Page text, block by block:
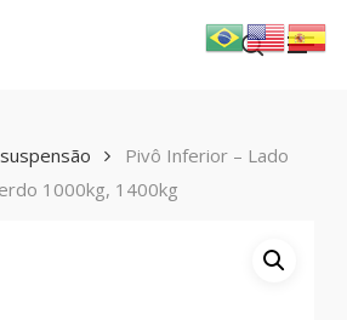
search
Menu
Pivô Inferior – Lado
1000kg, 1400kg